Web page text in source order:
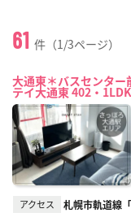
61 件（1/3ページ）
大通東＊バスセンタ
テイ大通東 402・
アクセス 札幌市軌道線